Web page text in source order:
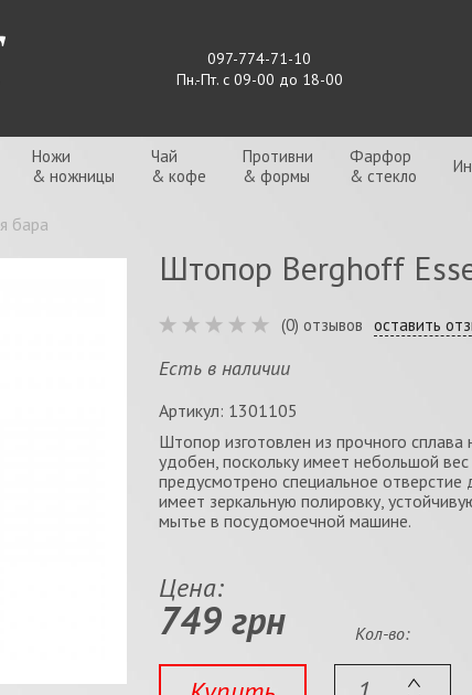
097-774-71-10
Пн.-Пт. с 09-00 до 18-00
Ножи
& ножницы
Чай
& кофе
Противни
& формы
Фарфор
& стекло
бара
Штопор Berghoff
(0) отзывов оставить
Есть в наличии
Артикул: 1301105
Штопор изготовлен из прочного
удобен, поскольку имеет небольшой
предусмотрено специальное
имеет зеркальную полировку,
мытье в посудомоечной машине.
Цена:
749 грн Кол-во: